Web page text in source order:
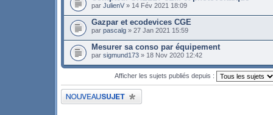
par JulienV » 14 Fév 2021 18:09
Gazpar et ecodevices CGE
par pascalg » 27 Jan 2021 15:59
Mesurer sa conso par équipement
par sigmund173 » 18 Nov 2020 12:42
Afficher les sujets publiés depuis :
Publier un nouveau sujet